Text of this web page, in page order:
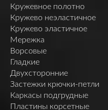
Кружевное полотно
Кружево неэластичное
Кружево эластичное
Мережка
Ворсовые
Гладкие
Двухсторонние
Застежки крючки-петли
Каркасы подгрудные
Пластины корсетные